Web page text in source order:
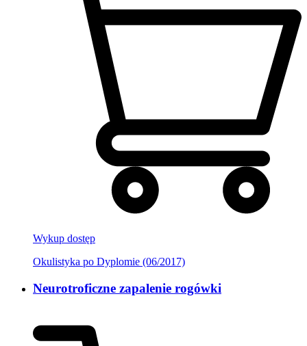
Wykup dostęp
Okulistyka po Dyplomie (06/2017)
Neurotroficzne zapalenie rogówki